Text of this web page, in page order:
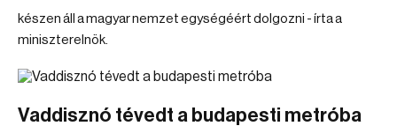
készen áll a magyar nemzet egységéért dolgozni - írta a
miniszterelnök.
Vaddisznó tévedt a budapesti metróba